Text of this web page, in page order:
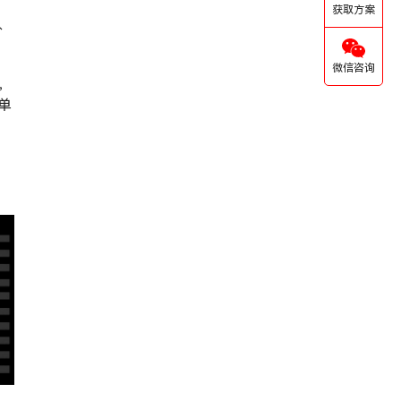
获取方案
微信咨询